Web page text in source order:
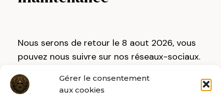
Gérer le consentement
aux cookies
Nous serons de retour le 8 aout 2026, vous
pouvez nous suivre sur nos réseaux-sociaux.